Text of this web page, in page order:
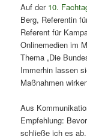
Auf der 10.
Berg, Referentin
Referent für
Onlinemedienim
Thema „Die
Immerhin lassen
Maßnahmen
Aus
Empfehlung:
schließe ich es